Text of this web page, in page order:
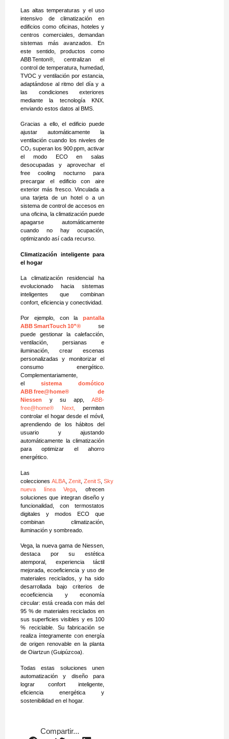
Las altas temperaturas y el uso
intensivo de climatización en
edificios como oficinas, hoteles y
centros comerciales, demandan
sistemas más avanzados. En
este sentido, productos como
ABB Tenton®, centralizan el
control de temperatura, humedad,
TVOC y ventilación por estancia,
adaptándose al ritmo del día y a
las condiciones exteriores
mediante la tecnología KNX.
enviando estos datos al BMS.
Gracias a ello, el edificio puede
ajustar automáticamente la
ventilación cuando los niveles de
CO₂ superan los 900 ppm, activar
el modo ECO en salas
desocupadas y aprovechar el
free cooling nocturno para
precargar el edificio con aire
exterior más fresco. Vinculada a
una tarjeta de un hotel o a un
sistema de control de accesos en
una oficina, la climatización puede
apagarse automáticamente
cuando no hay ocupación,
optimizando así cada recurso.
Climatización inteligente para
el hogar
La climatización residencial ha
evolucionado hacia sistemas
inteligentes que combinan
confort, eficiencia y conectividad.
Por ejemplo, con la pantalla
ABBSmartTouch 10”® se
puede gestionar la calefacción,
ventilación, persianas e
iluminación, crear escenas
personalizadas y monitorizar el
consumo energético.
Complementariamente,
el sistema domótico
ABBfree@home® de
Niessen y su app, ABB-
free@home® Next, permiten
controlar el hogar desde el móvil,
aprendiendo de los hábitos del
usuario y ajustando
automáticamente la climatización
para optimizar el ahorro
energético.
Las
colecciones ALBA Zenit Zenit S Sky Niessen
nueva línea Vega , ofrecen
soluciones que integran diseño y
funcionalidad, con termostatos
digitales y modos ECO que
combinan climatización,
iluminación y sombreado.
Vega, la nueva gama de Niessen,
destaca por su estética
atemporal, experiencia táctil
mejorada, ecoeficiencia y uso de
materiales reciclados, y ha sido
desarrollada bajo criterios de
ecoeficiencia y economía
circular: está creada con más del
95 % de materiales reciclados en
sus superficies visibles y es 100
% reciclable. Su fabricación se
realiza íntegramente con energía
de origen renovable en la planta
de Oiartzun (Guipúzcoa).
Todas estas soluciones unen
automatización y diseño para
lograr confort inteligente,
eficiencia energética y
sostenibilidad en el hogar.
Compartir...